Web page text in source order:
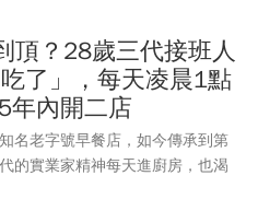
頂？28歲三代接班人
了」，每天凌晨1點
年內開二店
名老字號早餐店，如今傳承到第
的實業家精神每天進廚房，也渴